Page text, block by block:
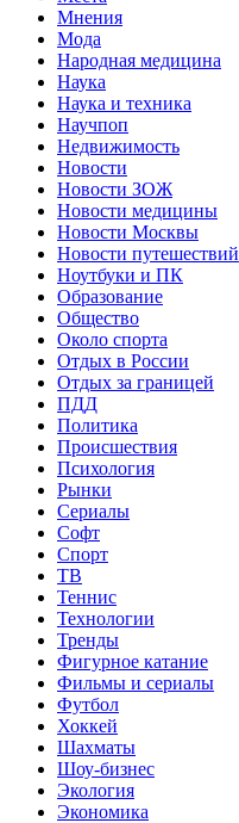
Мнения
Мода
Народная медицина
Наука
Наука и техника
Научпоп
Недвижимость
Новости
Новости ЗОЖ
Новости медицины
Новости Москвы
Новости путешествий
Ноутбуки и ПК
Образование
Общество
Около спорта
Отдых в России
Отдых за границей
ПДД
Политика
Происшествия
Психология
Рынки
Сериалы
Софт
Спорт
ТВ
Теннис
Технологии
Тренды
Фигурное катание
Фильмы и сериалы
Футбол
Хоккей
Шахматы
Шоу-бизнес
Экология
Экономика